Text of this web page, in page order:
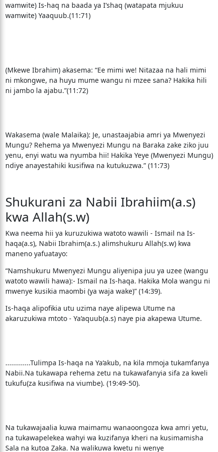
wamwite) Is-haq na baada ya I’shaq (watapata mjukuu
wamwite) Yaaquub.(11:71)
(Mkewe Ibrahim) akasema: “Ee mimi we! Nitazaa na hali mimi
ni mkongwe, na huyu mume wangu ni mzee sana? Hakika hili
ni jambo la ajabu.”(11:72)
Wakasema (wale Malaika): Je, unastaajabia amri ya Mwenyezi
Mungu? Rehema ya Mwenyezi Mungu na Baraka zake ziko juu
yenu, enyi watu wa nyumba hii! Hakika Yeye (Mwenyezi Mungu)
ndiye anayestahiki kusifiwa na kutukuzwa.” (11:73)
Shukurani za Nabii Ibrahiim(a.s)
kwa Allah(s.w)
Kwa neema hii ya kuruzukiwa watoto wawili - Ismail na Is-
haqa(a.s), Nabii Ibrahim(a.s.) alimshukuru Allah(s.w) kwa
maneno yafuatayo:
“Namshukuru Mwenyezi Mungu aliyenipa juu ya uzee (wangu
watoto wawili hawa):- Ismail na Is-haqa. Hakika Mola wangu ni
mwenye kusikia maombi (ya waja wake)” (14:39).
Is-haqa alipofikia utu uzima naye alipewa Utume na
akaruzukiwa mtoto - Ya‘aquub(a.s) naye pia akapewa Utume.
.............Tulimpa Is-haqa na Ya‘akub, na kila mmoja tukamfanya
Nabii.Na tukawapa rehema zetu na tukawafanyia sifa za kweli
tukufu(za kusifiwa na viumbe). (19:49-50).
Na tukawajaalia kuwa maimamu wanaoongoza kwa amri yetu,
na tukawapelekea wahyi wa kuzifanya kheri na kusimamisha
Sala na kutoa Zaka. Na walikuwa kwetu ni wenye